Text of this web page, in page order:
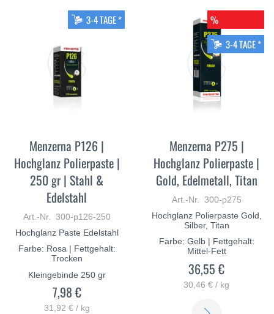
3-4 TAGE *
Menzerna P126 |
Hochglanz Polierpaste |
250 gr | Stahl &
Edelstahl
Art.-Nr. 300-p126-250
Hochglanz Paste Edelstahl
Farbe: Rosa | Fettgehalt:
Trocken
Kleingebinde 250 gr
7,98 €
31,92 € / kg
%
3-4 TAGE *
Menzerna P275 |
Hochglanz Polierpaste |
Gold, Edelmetall, Titan
Art.-Nr. 300-p275
Hochglanz Polierpaste Gold,
Silber, Titan
Farbe: Gelb | Fettgehalt:
Mittel-Fett
36,55 €
30,46 € / kg